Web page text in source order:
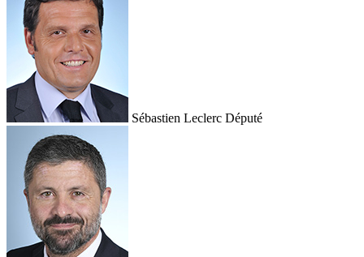
Sébastien Leclerc Député